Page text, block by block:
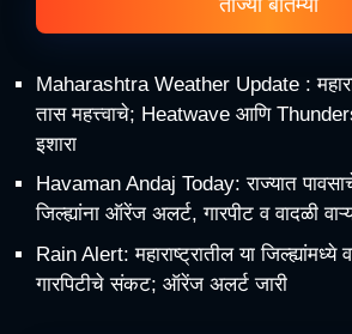
Maharashtra Weather Update :
तास महत्त्वाचे; Heatwave आणि
इशारा
Havaman Andaj Today: राज्यात
जिल्ह्यांना ऑरेंज अलर्ट, गारपीट व वादळी
Rain Alert: महाराष्ट्रातील या
गारपिटीचे संकट; ऑरेंज अलर्ट जारी